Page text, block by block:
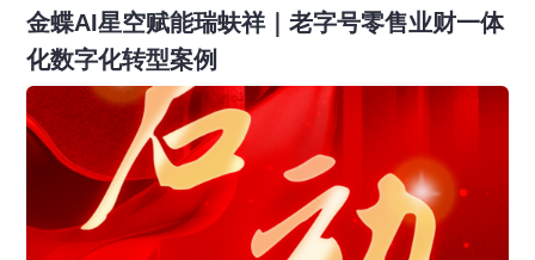
金蝶AI星空赋能瑞蚨祥｜老字号零售业财一体
化数字化转型案例